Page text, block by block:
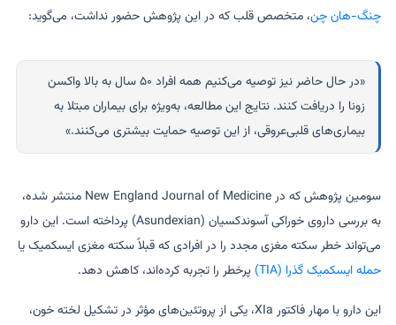
چنگ-هان چن، متخصص قلب که در این پژوهش حضور نداشت، می‌گوید:
«در حال حاضر نیز توصیه می‌کنیم همه افراد ۵۰ سال به بالا واکسن
زونا را دریافت کنند. نتایج این مطالعه، به‌ویژه برای بیماران مبتلا به
بیماری‌های قلبی‌عروقی، از این توصیه حمایت بیشتری می‌کنند.»
سومین پژوهش که در New England Journal of Medicine منتشر شده،
به بررسی داروی خوراکی آسوندکسیان (Asundexian) پرداخته است. این دارو
می‌تواند خطر سکته مغزی مجدد را در افرادی که قبلاً سکته مغزی ایسکمیک یا
حمله ایسکمیک گذرا (TIA)
پرخطر را تجربه کرده‌اند، کاهش دهد.
این دارو با مهار فاکتور XIa، یکی از پروتئین‌های مؤثر در تشکیل لخته خون،